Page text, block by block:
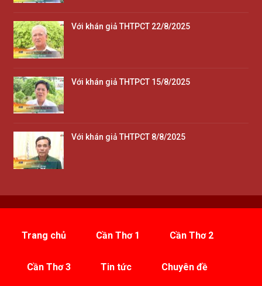
Với khán giả THTPCT 22/8/2025
Với khán giả THTPCT 15/8/2025
Với khán giả THTPCT 8/8/2025
Trang chủ Cần Thơ 1 Cần Thơ 2
Cần Thơ 3 Tin tức Chuyên đề